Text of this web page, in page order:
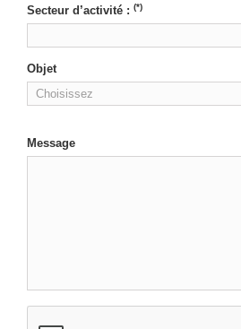
Secteur d’activité : (*)
Objet
Message